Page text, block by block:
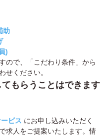
助
)
ので、「こだわり条件」から
せください。
もらうことはできます
ビス にお申し込みいただく
求人をご提案いたします。情